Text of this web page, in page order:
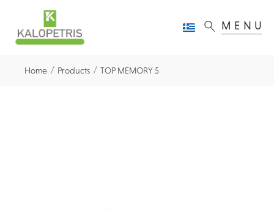
MENU
Home / Products / TOP MEMORY 5